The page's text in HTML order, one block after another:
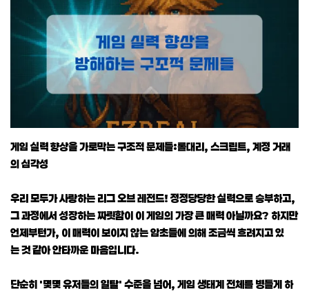
게임 실력 향상을 가로막는 구조적 문제들:롤대리, 스크립트, 계정 거래
의 심각성
우리 모두가 사랑하는 리그 오브 레전드! 정정당당한 실력으로 승부하고,
그 과정에서 성장하는 짜릿함이 이 게임의 가장 큰 매력 아닐까요? 하지만
언제부턴가, 이 매력이 보이지 않는 암초들에 의해 조금씩 흐려지고 있
는 것 같아 안타까운 마음입니다.
단순히 '몇몇 유저들의 일탈' 수준을 넘어, 게임 생태계 전체를 병들게 하